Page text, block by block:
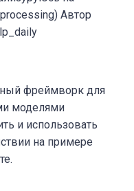
Автор
фреймворк для
моделями
и использовать
на примере